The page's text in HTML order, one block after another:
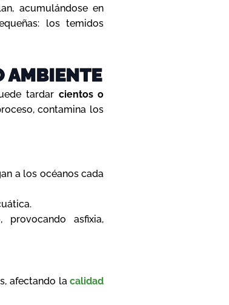
acumulándose en
los temidos
AMBIENTE
tardar cientos o
contamina los
a los océanos cada
asfixia,
afectando lacalidad